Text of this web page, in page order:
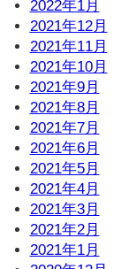
2022年1月
2021年12月
2021年11月
2021年10月
2021年9月
2021年8月
2021年7月
2021年6月
2021年5月
2021年4月
2021年3月
2021年2月
2021年1月